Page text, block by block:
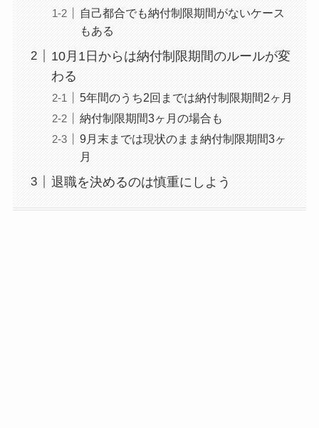
自己都合でも納付制限期間がないケース
もある
10月1日からは納付制限期間のルールが変
わる
5年間のうち2回までは納付制限期間2ヶ月
納付制限期間3ヶ月の場合も
9月末までは現状のまま納付制限期間3ヶ
月
退職を決めるのは慎重にしよう